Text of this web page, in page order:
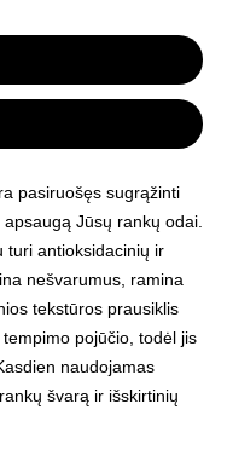
pasiruošęs sugrąžinti
Jūsų rankų odai.
turi antioksidacinių ir
nešvarumus, ramina
tekstūros prausiklis
pojūčio, todėl jis
naudojamas
švarą ir išskirtinių